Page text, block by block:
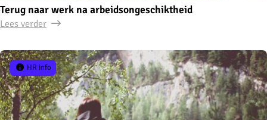
Terug naar werk na arbeidsongeschiktheid
Lees verder
HR info